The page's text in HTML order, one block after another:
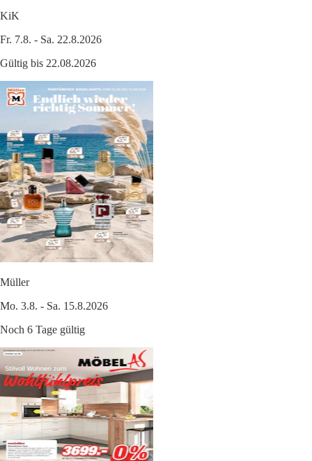
KiK
Fr. 7.8. - Sa. 22.8.2026
Gültig bis 22.08.2026
Müller
Mo. 3.8. - Sa. 15.8.2026
Noch 6 Tage gültig